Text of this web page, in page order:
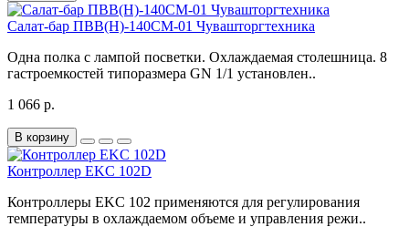
Салат-бар ПВВ(Н)-140СМ-01 Чувашторгтехника
Одна полка с лампой посветки. Охлаждаемая столешница. 8
гастроемкостей типоразмера GN 1/1 установлен..
1 066 р.
В корзину
Контроллер EKC 102D
Контроллеры EKC 102 применяются для регулирования
температуры в охлаждаемом объеме и управления режи..